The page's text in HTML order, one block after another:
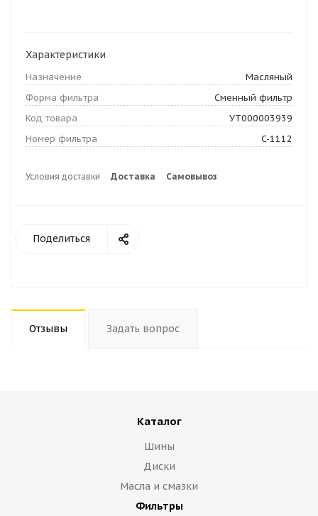
Характеристики
Назначение
Масляный
Форма фильтра
Сменный фильтр
Код товара
УТ000003939
Номер фильтра
C-1112
Условия доставки Доставка Самовывоз
Поделиться
Отзывы Задать вопрос
Каталог
Шины
Диски
Масла и смазки
Фильтры